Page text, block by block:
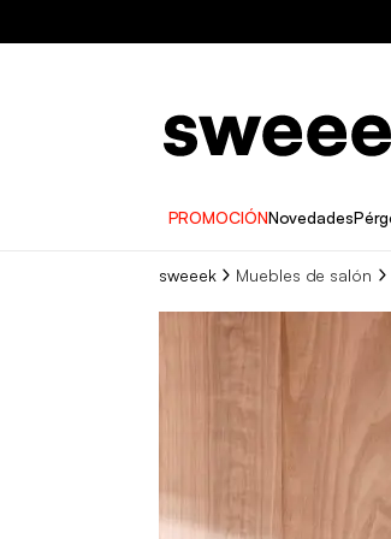
PROMOCIÓNNovedades
sweeek Muebles de salón